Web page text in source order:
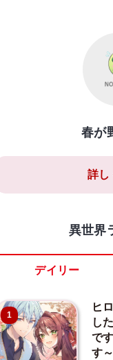
春が
詳し
異世界
デイリー
1
ヒ
し
で
す～